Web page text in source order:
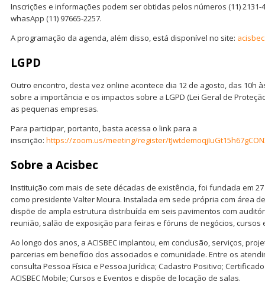
Inscrições e informações podem ser obtidas pelos números (11) 2131-
whasApp (11) 97665-2257.
A programação da agenda, além disso, está disponível no site:
LGPD
Outro encontro, desta vez online acontece dia 12 de agosto, das 10h
sobre a importância e os impactos sobre a LGPD (Lei Geral de
as pequenas empresas.
Para participar, portanto, basta acessa o link para a
inscrição: https://zoom.us/meeting/register/
Sobre a Acisbec
Instituição com mais de sete décadas de existência, foi fundada em
como presidente Valter Moura. Instalada em sede própria com área
dispõe de ampla estrutura distribuída em seis pavimentos com
reunião, salão de exposição para feiras e fóruns de negócios, cursos
Ao longo dos anos, a ACISBEC implantou, em conclusão, serviços,
parcerias em benefício dos associados e comunidade. Entre os
consulta Pessoa Física e Pessoa Jurídica; Cadastro Positivo;
ACISBEC Mobile; Cursos e Eventos e dispõe de locação de salas.